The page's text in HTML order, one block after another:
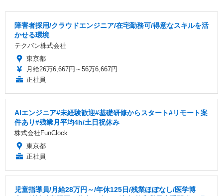
障害者採用/クラウドエンジニア/在宅勤務可/得意なスキルを活
かせる環境
テクバン株式会社
東京都
月給26万6,667円～56万6,667円
正社員
AIエンジニア#未経験歓迎#基礎研修からスタート#リモート案
件あり#残業月平均4h/土日祝休み
株式会社FunClock
東京都
正社員
児童指導員/月給28万円～/年休125日/残業ほぼなし/医学博